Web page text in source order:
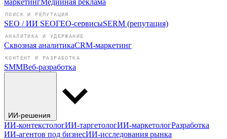
маркетингМедийная реклама
ПОИСК И РЕПУТАЦИЯ
SEO / ИИ SEOГЕО-сервисыSERM (репутация)
АНАЛИТИКА И УДЕРЖАНИЕ
Сквозная аналитикаCRM-маркетинг
КОНТЕНТ И РАЗРАБОТКА
SMMВеб-разработка
ИИ-решения
ИИ-контекстологИИ-таргетологИИ-маркетологРазработка
ИИ-агентов под бизнесИИ-исследования рынка